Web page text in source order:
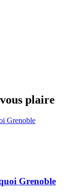
plaire
Grenoble